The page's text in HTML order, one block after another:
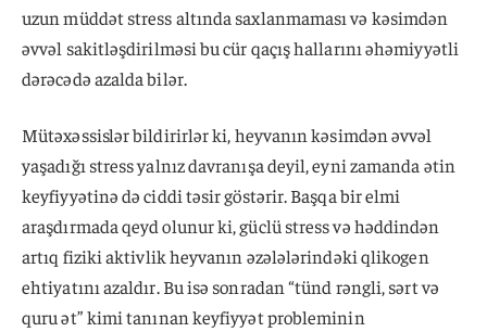
uzun müddət stress altında saxlanmaması və kəsimdən
əvvəl sakitləşdirilməsi bu cür qaçış hallarını əhəmiyyətli
dərəcədə azalda bilər.
Mütəxəssislər bildirirlər ki, heyvanın kəsimdən əvvəl
yaşadığı stress yalnız davranışa deyil, eyni zamanda ətin
keyfiyyətinə də ciddi təsir göstərir. Başqa bir elmi
araşdırmada qeyd olunur ki, güclü stress və həddindən
artıq fiziki aktivlik heyvanın əzələlərindəki qlikogen
ehtiyatını azaldır. Bu isə sonradan “tünd rəngli, sərt və
quru ət” kimi tanınan keyfiyyət probleminin